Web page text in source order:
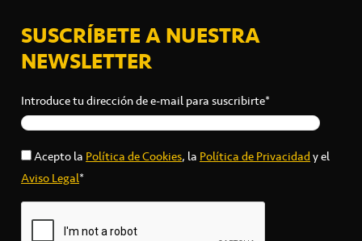
SUSCRÍBETE A NUESTRA
NEWSLETTER
Introduce tu dirección de e-mail para suscribirte*
Acepto la Política de Cookies, la Política de Privacidady el
Aviso Legal*